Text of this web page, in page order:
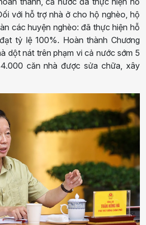
với hỗ trợ nhà ở cho hộ nghèo, hộ
các huyện nghèo: đã thực hiện hỗ
tỷ lệ 100%. Hoàn thành Chương
dột nát trên phạm vi cả nước sớm 5
căn nhà được sửa chữa, xây